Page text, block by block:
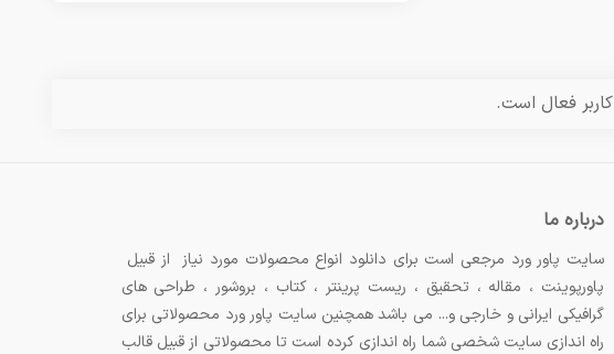
کاربر فعال است.
درباره ما
سایت پاور ورد مرجعی است برای دانلود انواع محصولات مورد نیاز از قبیل
پاورپوینت ، مقاله ، تحقیق ، ریست پرینتر ، کتاب ، بروشور ، طراحی های
گرافیکی ایرانی و خارجی و... می باشد همچنین سایت پاور ورد محصولاتی برای
راه اندازی سایت شخصی شما راه اندازی کرده است تا محصولاتی از قبیل قالب